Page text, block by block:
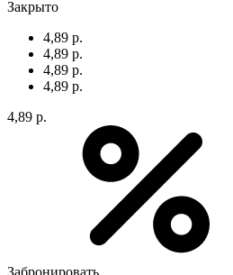
Закрыто
4,89 р.
4,89 р.
4,89 р.
4,89 р.
4,89 р.
Забронировать